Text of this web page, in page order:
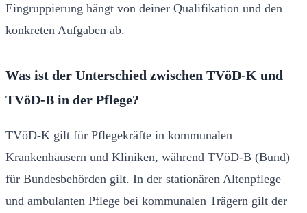
Eingruppierung hängt von deiner Qualifikation und den
konkreten Aufgaben ab.
Was ist der Unterschied zwischen TVöD-K und
TVöD-B in der Pflege?
TVöD-K gilt für Pflegekräfte in kommunalen
Krankenhäusern und Kliniken, während TVöD-B (Bund)
für Bundesbehörden gilt. In der stationären Altenpflege
und ambulanten Pflege bei kommunalen Trägern gilt der